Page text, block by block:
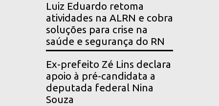
Luiz Eduardo retoma
atividades na ALRN e cobra
soluções para crise na
saúde e segurança do RN
Ex-prefeito Zé Lins declara
apoio à pré-candidata a
deputada federal Nina
Souza